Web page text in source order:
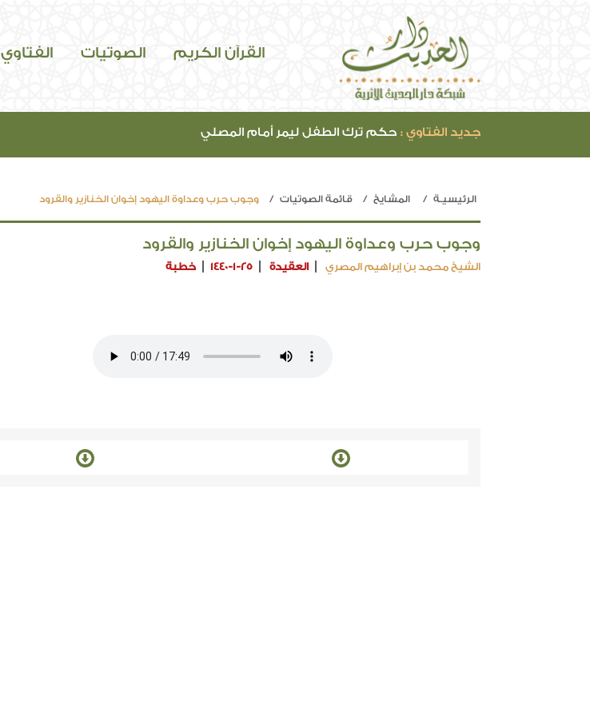
القرآن الكريم الصوتيات الفتاوي
جديد الفتاوي : حكم ترك الطفل ليمر أمام المصلي
الرئيسيـة المشايخ قائمة الصوتيات وجوب حرب وعداوة اليهود إخوان الخنازير والقرود
وجوب حرب وعداوة اليهود إخوان الخنازير والقرود
الشيخ محمد بن إبراهيم المصري العقيدة 1440-1-25 خطبة